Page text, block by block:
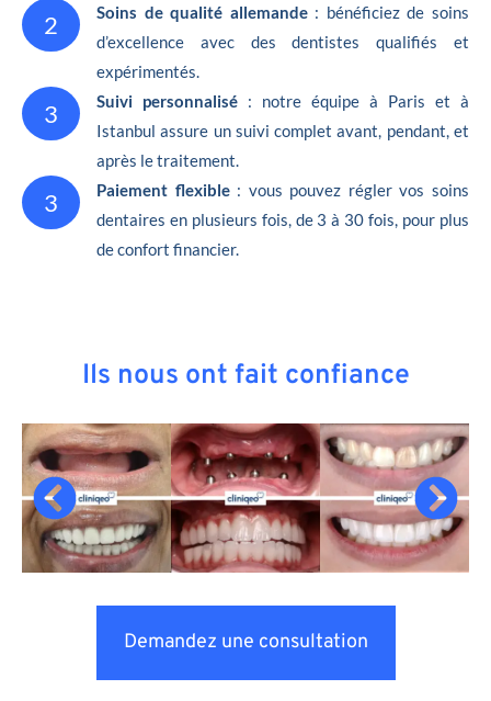
2 Soins de qualité allemande: bénéficiez de soins
d’excellence avec des dentistes qualifiés et
expérimentés.
3 Suivi personnalisé : notre équipe à Paris et à
Istanbul assure un suivi complet avant, pendant, et
après le traitement.
3 Paiement flexible: vous pouvez régler vos soins
dentaires en plusieurs fois, de 3 à 30 fois, pour plus
de confort financier.
Ils nous ont fait confiance
Demandez une consultation